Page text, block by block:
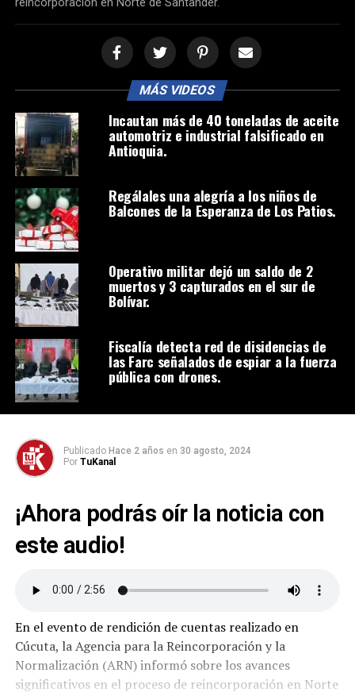
reincorporación en Norte de Santander.
MÁS VIDEOS
Incautan más de 40 toneladas de aceite
automotriz e industrial falsificado en
Antioquia.
Regálales una alegría a los niños de
Balcones de la Esperanza de Los Patios.
Operativo militar dejó un saldo de 2
muertos y 3 capturados en el sur de
Bolívar.
Fiscalía detecta red de disidencias de
las Farc señalados de espiar a la fuerza
pública con drones.
Publicado Hace 2 años en 30 agosto, 2024
Por TuKanal
¡Ahora podrás oír la noticia con
este audio!
En el evento de rendición de cuentas realizado en
Cúcuta, la Agencia para la Reincorporación y la
Normalización (ARN) informó sobre los avances
significativos en el proceso de reincorporación en Norte